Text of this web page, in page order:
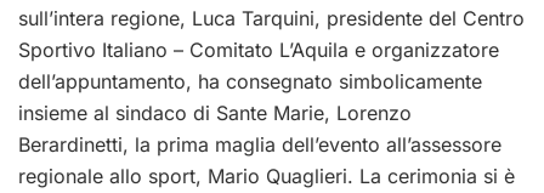
sull’intera regione, Luca Tarquini, presidente del Centro
Sportivo Italiano – Comitato L’Aquila e organizzatore
dell’appuntamento, ha consegnato simbolicamente
insieme al sindaco di Sante Marie, Lorenzo
Berardinetti, la prima maglia dell’evento all’assessore
regionale allo sport, Mario Quaglieri. La cerimonia si è